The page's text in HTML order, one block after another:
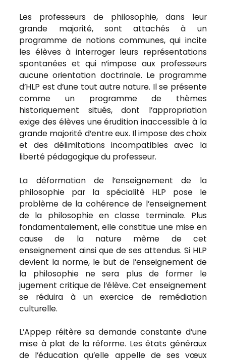
Les professeurs de philosophie, dans leur
grande majorité, sont attachés à un
programme de notions communes, qui incite
les élèves à interroger leurs représentations
spontanées et qui n’impose aux professeurs
aucune orientation doctrinale. Le programme
d’HLP est d’une tout autre nature. Il se présente
comme un programme de thèmes
historiquement situés, dont l’appropriation
exige des élèves une érudition inaccessible à la
grande majorité d’entre eux. Il impose des choix
et des délimitations incompatibles avec la
liberté pédagogique du professeur.
La déformation de l’enseignement de la
philosophie par la spécialité HLP pose le
problème de la cohérence de l’enseignement
de la philosophie en classe terminale. Plus
fondamentalement, elle constitue une mise en
cause de la nature même de cet
enseignement ainsi que de ses attendus. Si HLP
devient la norme, le but de l’enseignement de
la philosophie ne sera plus de former le
jugement critique de l’élève. Cet enseignement
se réduira à un exercice de remédiation
culturelle.
L’Appep réitère sa demande constante d’une
mise à plat de la réforme. Les états généraux
de l’éducation qu’elle appelle de ses vœux